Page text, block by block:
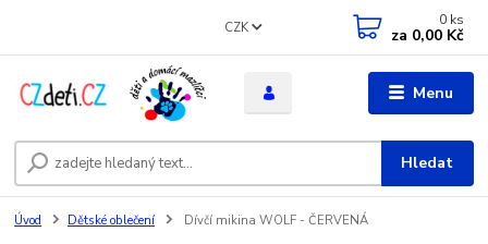
Menu
CZK
Hledat
0 ks
za 0,00 Kč
Úvod Dětské oblečení Dívčí mikina WOLF - ČERVENÁ